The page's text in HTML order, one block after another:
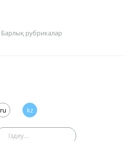
Барлық рубрикалар
ru kz